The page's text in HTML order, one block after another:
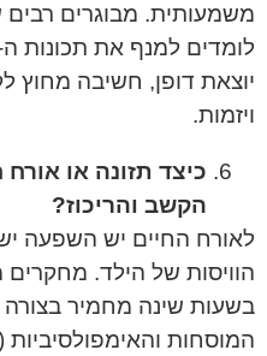
משמעותית. מבוגרים רבים
יוצאת דופן, חשיבה מחוץ
ויזמות.
כיצד תזונה או
הקשב והריכוז?
לאורח החיים יש השפעה
הוויסות של הילד. מחקרים
בשעות שינה מחמיר
המוסחות